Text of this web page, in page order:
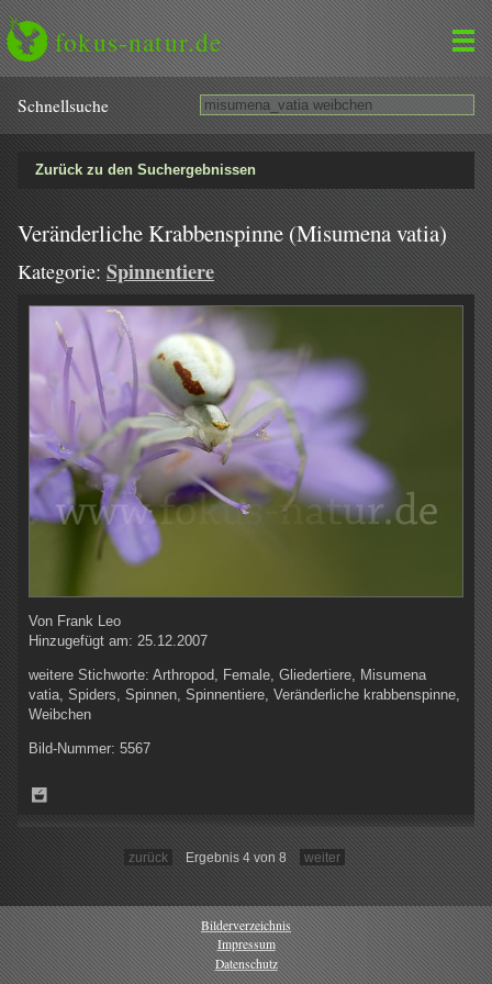
fokus-natur.de
Schnell­suche
Zurück zu den Suchergebnissen
Veränderliche Krabbenspinne (Misumena vatia)
Kategorie: Spinnentiere
Von Frank Leo
Hinzugefügt am: 25.12.2007
weitere Stichworte: Arthropod, Female, Gliedertiere, Misumena
vatia, Spiders, Spinnen, Spinnentiere, Veränderliche krabbenspinne,
Weibchen
Bild-Nummer: 5567
zurück Ergebnis 4 von 8 weiter
Bilderverzeichnis
Impressum
Datenschutz